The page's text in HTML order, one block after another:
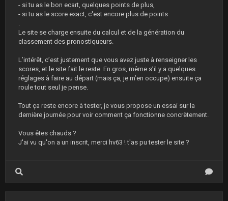
- si tu as le bon ecart, quelques points de plus,
- si tu as le score exact, c'est encore plus de points
Le site se charge ensuite du calcul et de la génération du
classement des pronostiqueurs.
L’intérêt, c’est justement que vous avez juste à renseigner les
scores, et le site fait le reste. En gros, même s’il y a quelques
réglages à faire au départ (mais ça, je m’en occupe) ensuite ça
roule tout seul je pense.
Tout ça reste encore à tester, je vous propose un essai sur la
dernière journée pour voir comment ça fonctionne concrètement.
Vous êtes chauds ?
J'ai vu qu'on a un inscrit, merci hv63 ! t'as pu tester le site ?